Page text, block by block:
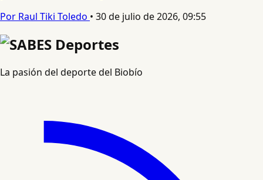
Por Raul Tiki Toledo • 30 de julio de 2026, 09:55
La pasión del deporte del Biobío